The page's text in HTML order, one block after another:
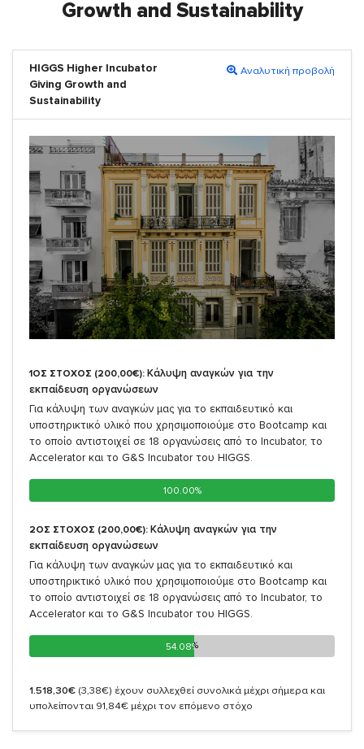
Growth and Sustainability
HIGGS Higher Incubator
Giving Growth and
Sustainability
Αναλυτική προβολή
1ΟΣ ΣΤΟΧΟΣ (200,00€): Κάλυψη αναγκών για την
εκπαίδευση οργανώσεων
Για κάλυψη των αναγκών μας για το εκπαιδευτικό και
υποστηρικτικό υλικό που χρησιμοποιούμε στο Bootcamp και
το οποίο αντιστοιχεί σε 18 οργανώσεις από το Incubator, το
Accelerator και το G&S Incubator του HIGGS.
100.00%
100.00%
2ΟΣ ΣΤΟΧΟΣ (200,00€): Κάλυψη αναγκών για την
εκπαίδευση οργανώσεων
Για κάλυψη των αναγκών μας για το εκπαιδευτικό και
υποστηρικτικό υλικό που χρησιμοποιούμε στο Bootcamp και
το οποίο αντιστοιχεί σε 18 οργανώσεις από το Incubator, το
Accelerator και το G&S Incubator του HIGGS.
54.08%
54.08%
1.518,30€ (3,38€) έχουν συλλεχθεί συνολικά μέχρι σήμερα και
υπολείπονται 91,84€ μέχρι τον επόμενο στόχο